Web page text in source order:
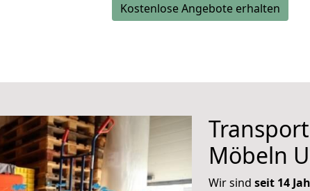
Kostenlose Angebote erhalten
Möbeln
Wir sind seit 14